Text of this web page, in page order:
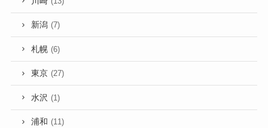
新潟 (7)
札幌 (6)
東京 (27)
水沢 (1)
浦和 (11)